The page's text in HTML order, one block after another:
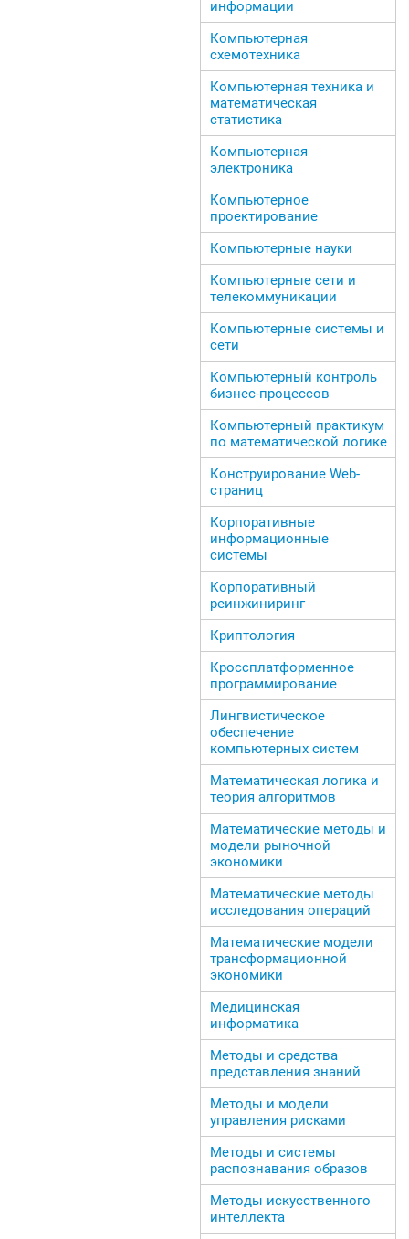
информации
Компьютерная
схемотехника
Компьютерная техника и
математическая
статистика
Компьютерная
электроника
Компьютерное
проектирование
Компьютерные науки
Компьютерные сети и
телекоммуникации
Компьютерные системы и
сети
Компьютерный контроль
бизнес-процессов
Компьютерный практикум
по математической логике
Конструирование Web-
страниц
Корпоративные
информационные
системы
Корпоративный
реинжиниринг
Криптология
Кроссплатформенное
программирование
Лингвистическое
обеспечение
компьютерных систем
Математическая логика и
теория алгоритмов
Математические методы и
модели рыночной
экономики
Математические методы
исследования операций
Математические модели
трансформационной
экономики
Медицинская
информатика
Методы и средства
представления знаний
Методы и модели
управления рисками
Методы и системы
распознавания образов
Методы искусственного
интеллекта